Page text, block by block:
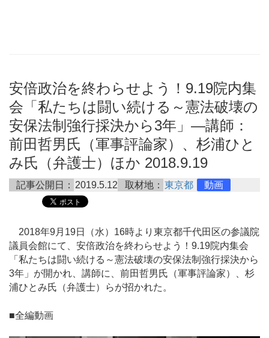
安倍政治を終わらせよう！9.19院内集
会「私たちは闘い続ける～憲法破壊の
安保法制強行採決から3年」―講師：
前田哲男氏（軍事評論家）、杉浦ひと
み氏（弁護士）ほか 2018.9.19
記事公開日： 2019.5.12 取材地： 東京都 動画
2018年9月19日（水）16時より東京都千代田区の参議院
議員会館にて、安倍政治を終わらせよう！9.19院内集会
「私たちは闘い続ける～憲法破壊の安保法制強行採決から
3年」が開かれ、講師に、前田哲男氏（軍事評論家）、杉
浦ひとみ氏（弁護士）らが招かれた。
■全編動画